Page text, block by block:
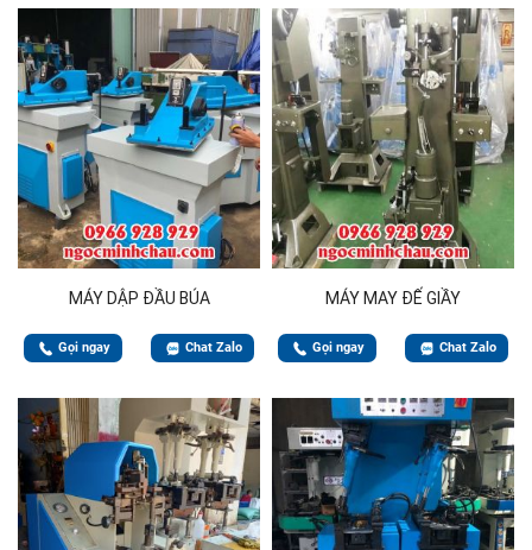
MÁY DẬP ĐẦU BÚA
Gọi ngay Chat Zalo
MÁY MAY ĐẾ GIẦY
Gọi ngay Chat Zalo